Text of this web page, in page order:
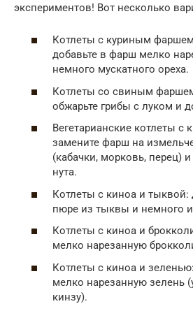
экспериментов! Вот несколько
Котлеты с куриным
добавьте в фарш мелко
немного мускатного ореха.
Котлеты со свиным
обжарьте грибы с луком и
Вегетарианские котлеты
замените фарш на
(кабачки, морковь, перец)
нута.
Котлеты с киноа и тыквой:
пюре из тыквы и немного
Котлеты с киноа и
мелко нарезанную
Котлеты с киноа и
мелко нарезанную зелень
кинзу).